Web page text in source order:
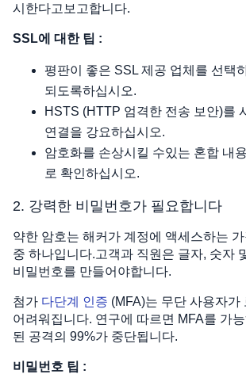
시한다고보고합니다.
SSL에 대한 팁 :
평판이 좋은 SSL 제공 업체를 선택
되도록하십시오.
HSTS (HTTP 엄격한 전송 보안)를
연결을 강요하십시오.
암호화를 손상시킬 수있는 혼합 내
로 확인하십시오.
2. 강력한 비밀번호가 필요합니다
약한 암호는 해커가 계정에 액세스하는
중 하나입니다.고객과 직원은 글자, 숫자
비밀번호를 만들어야합니다.
첨가 다단계 인증 (MFA)는 무단 사용자가
어려워집니다. 연구에 따르면 MFA를 가
된 공격의 99%가 중단됩니다.
비밀번호 팁 :